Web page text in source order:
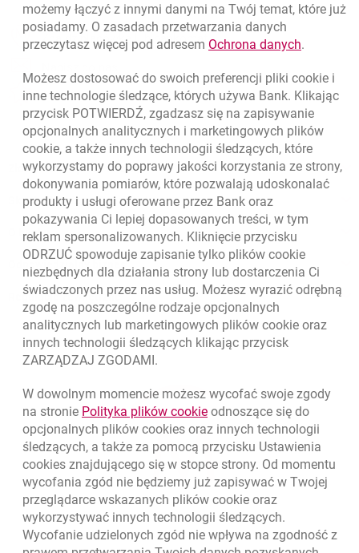
Znajdź placówkę lub bankomat otwiera się w nowej karcie
Oceń nas otwiera się w nowej karcie
Złóż wniosek przez internet
Skontaktuj się ze Specjalistą
O banku
Odpowiedzialny biznes
Regulacje zewnętrzne
możemy łączyć z innymi danymi na Twój temat, które już
posiadamy. O zasadach przetwarzania danych
przeczytasz więcej pod adresem Ochrona danychlink
.
Możesz dostosować do swoich preferencji pliki cookie i
inne technologie śledzące, których używa Bank. Klikając
przycisk POTWIERDŹ, zgadzasz się na zapisywanie
opcjonalnych analitycznych i marketingowych plików
cookie, a także innych technologii śledzących, które
wykorzystamy do poprawy jakości korzystania ze strony,
dokonywania pomiarów, które pozwalają udoskonalać
produkty i usługi oferowane przez Bank oraz
pokazywania Ci lepiej dopasowanych treści, w tym
reklam spersonalizowanych. Kliknięcie przycisku
ODRZUĆ spowoduje zapisanie tylko plików cookie
niezbędnych dla działania strony lub dostarczenia Ci
świadczonych przez nas usług. Możesz wyrazić odrębną
zgodę na poszczególne rodzaje opcjonalnych
analitycznych lub marketingowych plików cookie oraz
innych technologii śledzących klikając przycisk
ZARZĄDZAJ ZGODAMI.
W dowolnym momencie możesz wycofać swoje zgody
na stronie Polityka plików cookielink otwiera się w nowym
odnoszące się do
opcjonalnych plików cookies oraz innych technologii
śledzących, a także za pomocą przycisku Ustawienia
cookies znajdującego się w stopce strony. Od momentu
wycofania zgód nie będziemy już zapisywać w Twojej
przeglądarce wskazanych plików cookie oraz
wykorzystywać innych technologii śledzących.
Wycofanie udzielonych zgód nie wpływa na zgodność z